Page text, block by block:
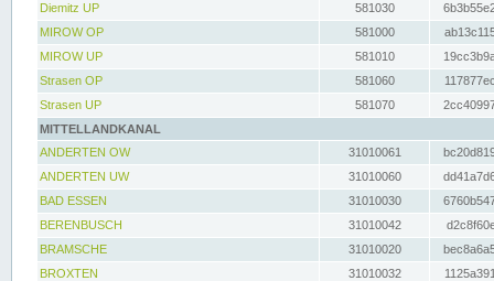
Diemitz UP
581030
MIROW OP
581000
MIROW UP
581010
Strasen OP
581060
Strasen UP
581070
MITTELLANDKANAL
ANDERTEN OW
31010061
ANDERTEN UW
31010060
BAD ESSEN
31010030
BERENBUSCH
31010042
BRAMSCHE
31010020
BROXTEN
31010032